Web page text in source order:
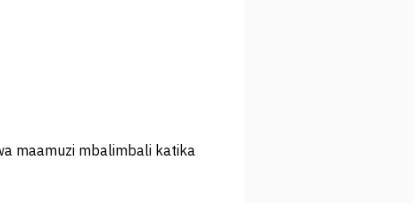
maamuzi mbalimbali katika